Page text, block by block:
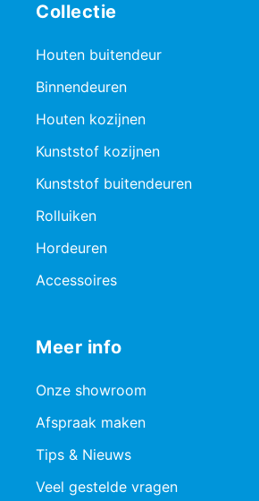
Collectie
Houten buitendeur
Binnendeuren
Houten kozijnen
Kunststof kozijnen
Kunststof buitendeuren
Rolluiken
Hordeuren
Accessoires
Meer info
Onze showroom
Afspraak maken
Tips & Nieuws
Veel gestelde vragen